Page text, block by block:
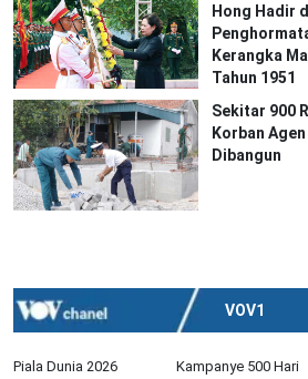
Hong Hadir
Kerangka
Tahun 1951
Sekitar 900
Korban
Dibangun
VOV1
Piala Dunia 2026
Kampanye 500 Hari